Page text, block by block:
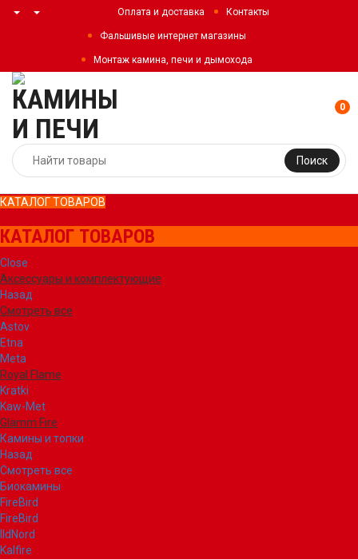
Оплата и доставка Контакты
Фальшивые интернет магазины
Монтаж камина, печи и дымохода
Поиск
0
КАТАЛОГ ТОВАРОВ
КАТАЛОГ ТОВАРОВ
Close
Аксессуары и комплектующие
Назад
Смотреть все
Astov
Etna
Meta
Royal Flame
Kratki
Kaw-Met
Glamm Fire
Камины и топки
Назад
Смотреть все
Биокамины
FireBird
FireBird
IldNord
Kalfire